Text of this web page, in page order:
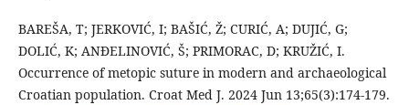
BAREŠA, T; JERKOVIĆ, I; BAŠIĆ, Ž; CURIĆ, A; DUJIĆ, G;
DOLIĆ, K; ANĐELINOVIĆ, Š; PRIMORAC, D; KRUŽIĆ, I.
Occurrence of metopic suture in modern and archaeological
Croatian population. Croat Med J. 2024 Jun 13;65(3):174-179.